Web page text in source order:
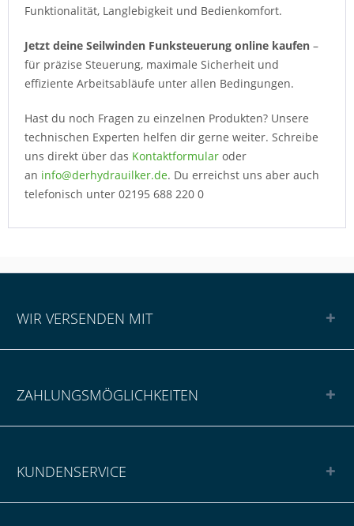
Funktionalität, Langlebigkeit und Bedienkomfort.
Jetzt deine Seilwinden Funksteuerung online kaufen –
für präzise Steuerung, maximale Sicherheit und
effiziente Arbeitsabläufe unter allen Bedingungen.
Hast du noch Fragen zu einzelnen Produkten? Unsere
technischen Experten helfen dir gerne weiter. Schreibe
uns direkt über das Kontaktformular oder
an info@derhydrauilker.de. Du erreichst uns aber auch
telefonisch unter 02195 688 220 0
WIR VERSENDEN MIT
ZAHLUNGSMÖGLICHKEITEN
KUNDENSERVICE